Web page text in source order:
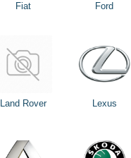
Fiat Ford
Land Rover Lexus